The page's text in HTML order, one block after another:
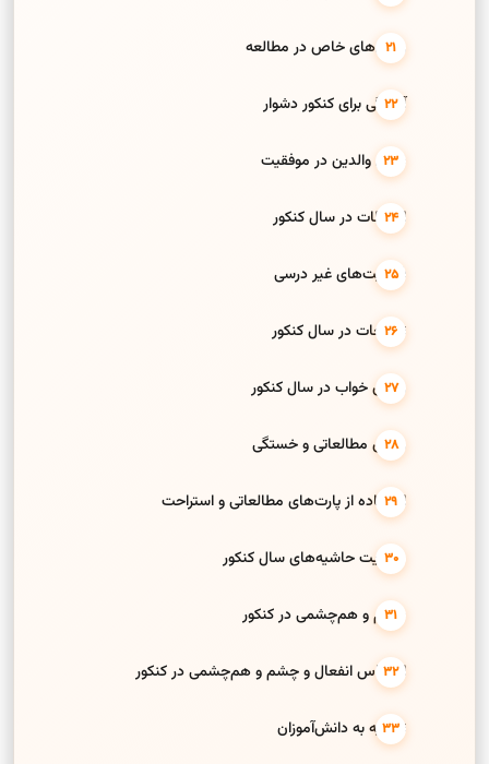
روش‌های خاص در مطالعه
آمادگی برای کنکور دشوار
نقش والدین در موفقیت
ارتباطات در سال کنکور
فعالیت‌های غیر درسی
تفریحات در سال کنکور
روتین خواب در سال کنکور
روتین مطالعاتی و خستگی
استفاده از پارت‌های مطالعاتی و استراحت
مدیریت حاشیه‌های سال کنکور
چشم و هم‌چشمی در کنکور
احساس انفعال و چشم و هم‌چشمی در کنکور
توصیه به دانش‌آموزان